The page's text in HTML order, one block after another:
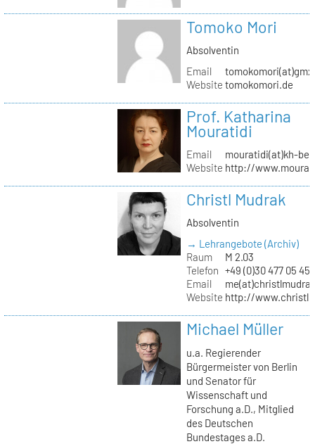
Tomoko Mori
Absolventin
Email
Website tomokomori.de
Prof. Katharina
Mouratidi
Email
mouratidi(at)kh-
Website http://
Christl Mudrak
Absolventin
→ Lehrangebote (Archiv)
Raum
M 2.03
Telefon +49 (0)30 477 05
Email
Website http://
Michael Müller
u.a. Regierender
Bürgermeister von Berlin
und Senator für
Wissenschaft und
Forschung a.D., Mitglied
des Deutschen
Bundestages a.D.